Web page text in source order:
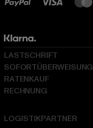
LOGISTIKPARTNER
LASTSCHRIFT
SOFORTÜBERWEISUNG
RATENKAUF
RECHNUNG